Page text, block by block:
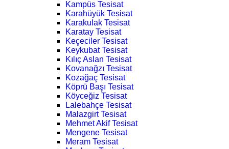
Kampüs Tesisat
Karahüyük Tesisat
Karakulak Tesisat
Karatay Tesisat
Keçeciler Tesisat
Keykubat Tesisat
Kılıç Aslan Tesisat
Kovanağzı Tesisat
Kozağaç Tesisat
Köprü Başı Tesisat
Köyceğiz Tesisat
Lalebahçe Tesisat
Malazgirt Tesisat
Mehmet Akif Tesisat
Mengene Tesisat
Meram Tesisat